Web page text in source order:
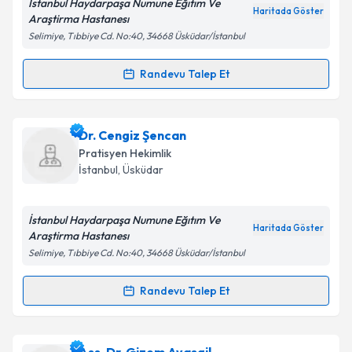
Kişisel verilerimin işlenmesine ilişkinAydınlatma
'ni okudum ve kişisel verilerimin belirtilen
kapsamda işlenmesini kabul ediyorum.
Takvim Talebini Gönder
İstanbul Haydarpaşa Numune Eğıtım Ve
Araştirma Hastanesı
Haritada Göster
Selimiye, Tıbbiye Cd. No:40, 34668 Üsküdar/İstanbul
Randevu Talep Et
Randevu Takvimi Talebi
Dr. Ezgi Yarcıiçin randevu takvimi talebi oluşturun.
Size bu uzmandan randevu almanız için bir takvim
hazırlandığında e-posta ile bilgilendireceğiz.
Kişisel verilerimin işlenmesine ilişkinAydınlatma
'ni okudum ve kişisel verilerimin belirtilen
kapsamda işlenmesini kabul ediyorum.
Dr. Cengiz Şencan
Pratisyen Hekimlik
İstanbul, Üsküdar
İstanbul Haydarpaşa Numune Eğıtım Ve
Araştirma Hastanesı
Haritada Göster
Selimiye, Tıbbiye Cd. No:40, 34668 Üsküdar/İstanbul
Randevu Talep Et
Randevu Takvimi Talebi